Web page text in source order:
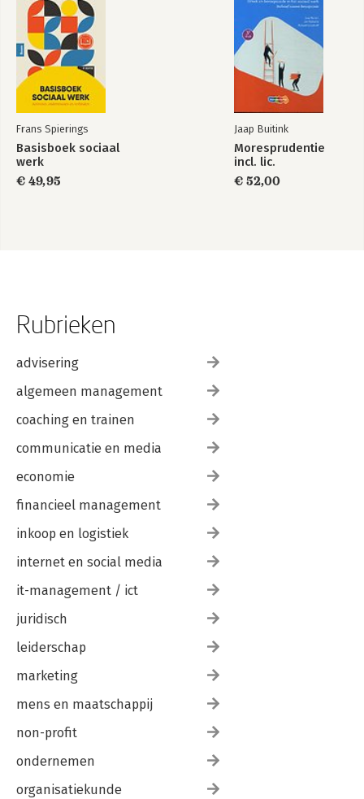
Frans Spierings
Basisboek sociaal
werk
€ 49,95
Jaap Buitink
Moresprudentie
incl. lic.
€ 52,00
Rubrieken
advisering
algemeen management
coaching en trainen
communicatie en media
economie
financieel management
inkoop en logistiek
internet en social media
it-management / ict
juridisch
leiderschap
marketing
mens en maatschappij
non-profit
ondernemen
organisatiekunde